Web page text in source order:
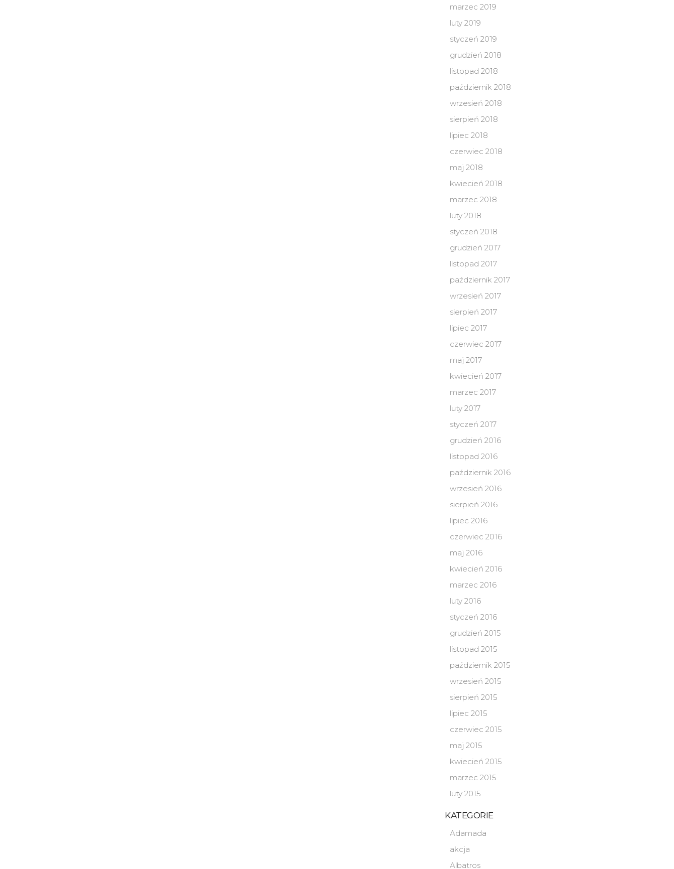
marzec 2019
luty 2019
styczeń 2019
grudzień 2018
listopad 2018
październik 2018
wrzesień 2018
sierpień 2018
lipiec 2018
czerwiec 2018
maj 2018
kwiecień 2018
marzec 2018
luty 2018
styczeń 2018
grudzień 2017
listopad 2017
październik 2017
wrzesień 2017
sierpień 2017
lipiec 2017
czerwiec 2017
maj 2017
kwiecień 2017
marzec 2017
luty 2017
styczeń 2017
grudzień 2016
listopad 2016
październik 2016
wrzesień 2016
sierpień 2016
lipiec 2016
czerwiec 2016
maj 2016
kwiecień 2016
marzec 2016
luty 2016
styczeń 2016
grudzień 2015
listopad 2015
październik 2015
wrzesień 2015
sierpień 2015
lipiec 2015
czerwiec 2015
maj 2015
kwiecień 2015
marzec 2015
luty 2015
KATEGORIE
Adamada
akcja
Albatros